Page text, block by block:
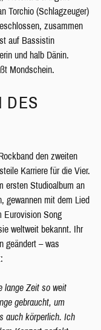
Torchio (Schlagzeuger)
zusammen
auf Bassistin
und halb Dänin.
Mondschein.
DES
den zweiten
Karriere für die Vier.
ersten Studioalbum an
gewannen mit dem Lied
Eurovision Song
weltweit bekannt. Ihr
geändert – was
lange Zeit so weit
gebraucht, um
auch körperlich. Ich